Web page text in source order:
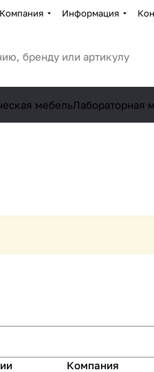
Компания Информация
мебельЛабораторная
Компания